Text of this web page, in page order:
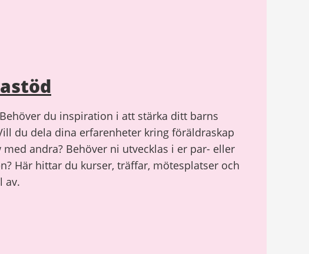
du inspiration i att stärka ditt barns
du dela dina erfarenheter kring föräldraskap
andra? Behöver ni utvecklas i er par- eller
Här hittar du kurser, träffar, mötesplatser och
av.